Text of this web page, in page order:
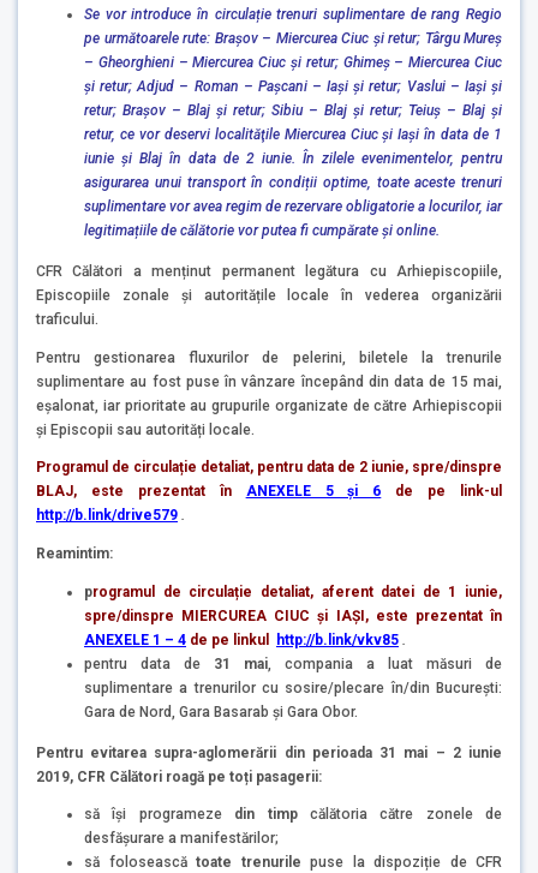
Se vor introduce în circulație trenuri suplimentare de rang Regio
pe următoarele rute: Brașov – Miercurea Ciuc și retur; Târgu Mureș
– Gheorghieni – Miercurea Ciuc și retur; Ghimeș – Miercurea Ciuc
și retur; Adjud – Roman – Pașcani – Iași și retur; Vaslui – Iași și
retur; Brașov – Blaj și retur; Sibiu – Blaj și retur; Teiuș – Blaj și
retur, ce vor deservi localităţile Miercurea Ciuc și Iași în data de 1
iunie și Blaj în data de 2 iunie. În zilele evenimentelor, pentru
asigurarea unui transport în condiții optime, toate aceste trenuri
suplimentare vor avea regim de rezervare obligatorie a locurilor, iar
legitimațiile de călătorie vor putea fi cumpărate și online.
CFR Călători a menținut permanent legătura cu Arhiepiscopiile,
Episcopiile zonale și autoritățile locale în vederea organizării
traficului.
Pentru gestionarea fluxurilor de pelerini, biletele la trenurile
suplimentare au fost puse în vânzare începând din data de 15 mai,
eșalonat, iar prioritate au grupurile organizate de către Arhiepiscopii
şi Episcopii sau autorități locale.
Programul de circulație detaliat, pentru data de 2 iunie, spre/dinspre
BLAJ, este prezentat în
ANEXELE 5 și 6
de pe link-ul
http://b.link/drive579 .
Reamintim:
programul de circulație detaliat, aferent datei de 1 iunie,
spre/dinspre MIERCUREA CIUC și IAȘI, este prezentat în
ANEXELE 1 – 4 de pe linkul http://b.link/vkv85 .
pentru data de 31 mai, compania a luat măsuri de
suplimentare a trenurilor cu sosire/plecare în/din București:
Gara de Nord, Gara Basarab și Gara Obor.
Pentru evitarea supra-aglomerării din perioada 31 mai – 2 iunie
2019, CFR Călători roagă pe toți pasagerii:
să își programeze din timpcălătoria către zonele de
desfășurare a manifestărilor;
să folosească toate trenurile puse la dispoziție de CFR